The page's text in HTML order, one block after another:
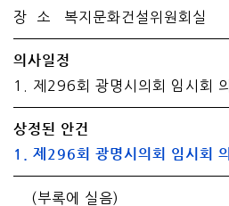
장 소 복지문화건설위원회실
의사일정
1. 제296회 광명시의회 임시회
상정된 안건
1. 제296회 광명시의회 임시회
(부록에 실음)